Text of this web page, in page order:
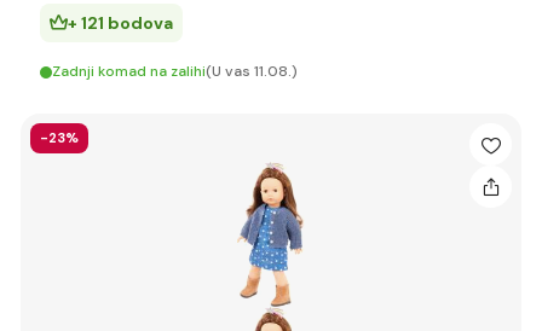
+ 121 bodova
Zadnji komad na zalihi(U vas 11.08.)
-23%